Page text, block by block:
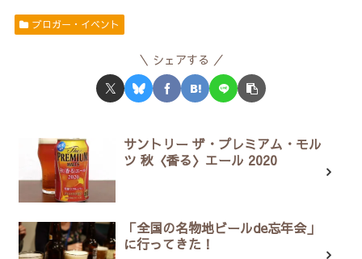
ブロガー・イベント
シェアする
サントリー ザ・プレミアム・モル
ツ 秋〈香る〉エール 2020
「全国の名物地ビールde忘年会」
に行ってきた！